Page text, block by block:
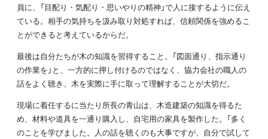
員に、「目配り・気配り・思いやりの精神」で人に接するように伝え
ている。相手の気持ちを汲み取り対処すれば、信頼関係を強めるこ
とができると考えているからだ。
最後は自分たちが木の知識を習得すること。「図面通り、指示通り
の作業を」と、一方的に押し付けるのではなく、協力会社の職人の
話をよく聴き、木を実際に手に取って理解することが大切だ。
現場に着任するに当たり所長の青山は、木造建築の知識を得るた
め、材料や道具を一通り購入し、自宅用の家具を製作した。「多く
のことを学びました。人の話を聴くのも大事ですが、自分で試して